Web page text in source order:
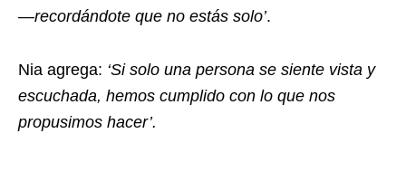
—recordándote que no estás solo’.
Nia agrega: ‘Si solo una persona se siente vista y
escuchada, hemos cumplido con lo que nos
propusimos hacer’.